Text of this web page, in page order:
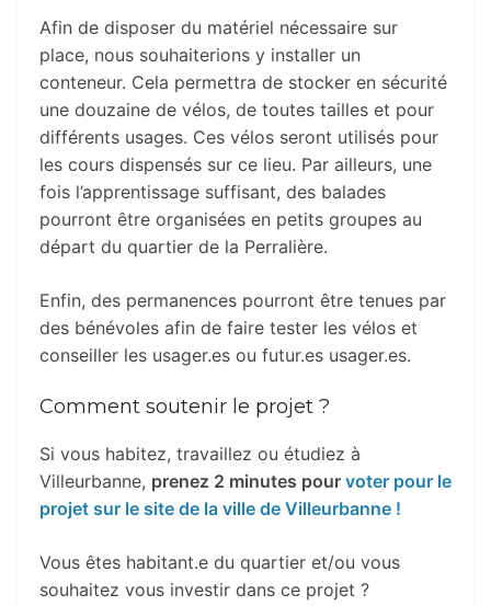
Afin de disposer du matériel nécessaire sur
place, nous souhaiterions y installer un
conteneur. Cela permettra de stocker en sécurité
une douzaine de vélos, de toutes tailles et pour
différents usages. Ces vélos seront utilisés pour
les cours dispensés sur ce lieu. Par ailleurs, une
fois l’apprentissage suffisant, des balades
pourront être organisées en petits groupes au
départ du quartier de la Perralière.
Enfin, des permanences pourront être tenues par
des bénévoles afin de faire tester les vélos et
conseiller les usager.es ou futur.es usager.es.
Comment soutenir le projet ?
Si vous habitez, travaillez ou étudiez à
Villeurbanne, prenez 2 minutes pour voter pour le
projet sur le site de la ville de Villeurbanne !
Vous êtes habitant.e du quartier et/ou vous
souhaitez vous investir dans ce projet ?